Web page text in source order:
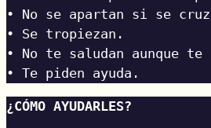
• No se apartan si se
• Se tropiezan.
• No te saludan aunque te
• Te piden ayuda.
¿CÓMO AYUDARLES?